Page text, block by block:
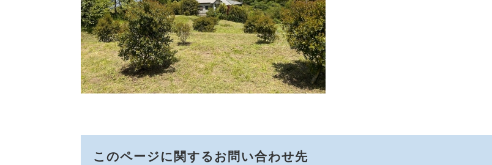
このページに関するお問い合わせ先